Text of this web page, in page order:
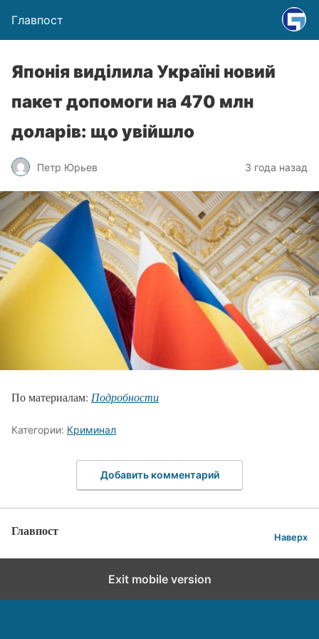
Главпост
Японія виділила Україні новий
пакет допомоги на 470 млн
доларів: що увійшло
Петр Юрьев 3 года назад
По материалам: Подробности
Категории: Криминал
Добавить комментарий
Главпост Наверх
Exit mobile version